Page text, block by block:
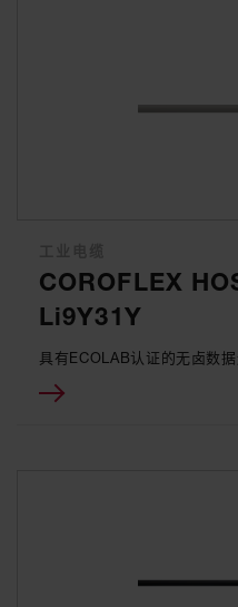
COROFLEX
Li9Y31Y
具有ECOLAB认证的无卤数